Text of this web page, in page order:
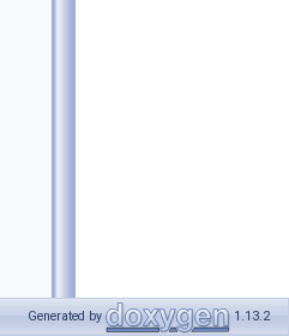
Generated by 1.13.2